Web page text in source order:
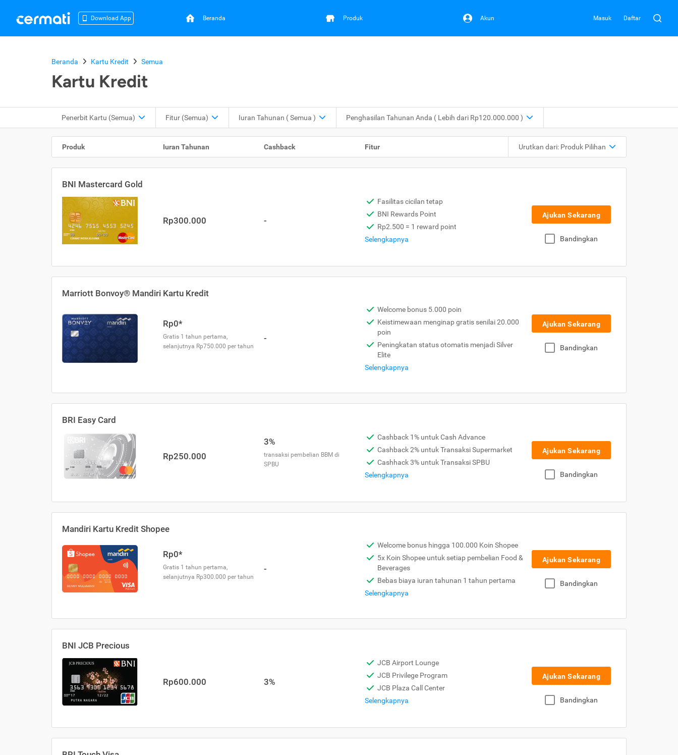
Download App Beranda Produk Akun Masuk Daftar
Beranda Kartu Kredit Semua
Kartu Kredit
Penerbit Kartu (Semua) Fitur (Semua) Iuran Tahunan ( Semua ) Penghasilan Tahunan Anda ( Lebih dari Rp120.000.000 )
Produk Iuran Tahunan Cashback Fitur Urutkan dari: Produk Pilihan
BNI Mastercard Gold
Rp300.000 -
Fasilitas cicilan tetap
BNI Rewards Point
Rp2.500 = 1 reward point
Selengkapnya
Ajukan Sekarang
Bandingkan
Marriott Bonvoy® Mandiri Kartu Kredit
Rp0*
Gratis 1 tahun pertama,
selanjutnya Rp750.000 per tahun
-
Welcome bonus 5.000 poin
Keistimewaan menginap gratis senilai 20.000
poin
Peningkatan status otomatis menjadi Silver
Elite
Selengkapnya
Ajukan Sekarang
Bandingkan
BRI Easy Card
Rp250.000
3%
transaksi pembelian BBM di
SPBU
Cashback 1% untuk Cash Advance
Cashback 2% untuk Transaksi Supermarket
Cashhack 3% untuk Transaksi SPBU
Selengkapnya
Ajukan Sekarang
Bandingkan
Mandiri Kartu Kredit Shopee
Rp0*
Gratis 1 tahun pertama,
selanjutnya Rp300.000 per tahun
-
Welcome bonus hingga 100.000 Koin Shopee
5x Koin Shopee untuk setiap pembelian Food &
Beverages
Bebas biaya iuran tahunan 1 tahun pertama
Selengkapnya
Ajukan Sekarang
Bandingkan
BNI JCB Precious
Rp600.000 3%
JCB Airport Lounge
JCB Privilege Program
JCB Plaza Call Center
Selengkapnya
Ajukan Sekarang
Bandingkan